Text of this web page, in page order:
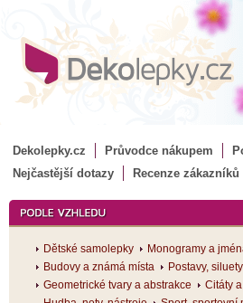
Dekolepky.cz Průvodce nákupem
Nejčastější dotazy
Recenze zákazníků
Dětské samolepky Monogramy a
Budovy a známá místa
Postavy,
Geometrické tvary a abstrakce
Citáty